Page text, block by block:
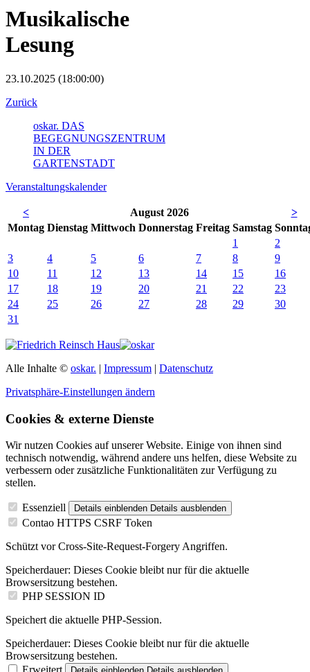
Musikalische
Lesung
23.10.2025 (18:00:00)
Zurück
oskar. DAS
BEGEGNUNGSZENTRUM
IN DER
GARTENSTADT
Veranstaltungskalender
< August 2026
>
Montag Dienstag Mittwoch Donnerstag Freitag Samstag So
1
2
3
4 5 6 7 8
9
10
11 12 13 14 15
16
17
18 19 20 21 22
23
24
25 26 27 28 29
30
31
Alle Inhalte © oskar. | Impressum | Datenschutz
Privatsphäre-Einstellungen ändern
Cookies & externe Dienste
Wir nutzen Cookies auf unserer Website. Einige von ihnen sind
technisch notwendig, während andere uns helfen, diese Website zu
verbessern oder zusätzliche Funktionalitäten zur Verfügung zu
stellen.
Essenziell Details einblenden Details ausblenden
Contao HTTPS CSRF Token
Schützt vor Cross-Site-Request-Forgery Angriffen.
Speicherdauer: Dieses Cookie bleibt nur für die aktuelle
Browsersitzung bestehen.
PHP SESSION ID
Speichert die aktuelle PHP-Session.
Speicherdauer: Dieses Cookie bleibt nur für die aktuelle
Browsersitzung bestehen.